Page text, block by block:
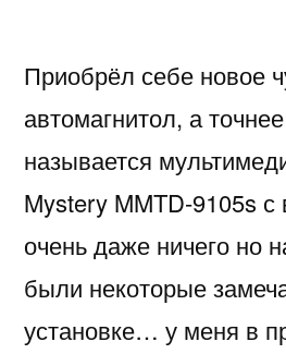
Приобрёл себе новое
автомагнитол, а
называется
Mystery MMTD-9105s с
очень даже ничего но
были некоторые
установке… у меня в